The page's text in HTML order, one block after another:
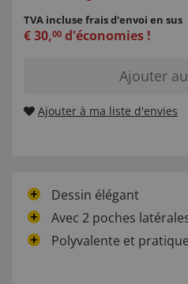
TVA incluse frais d'envoi en sus
€30,00 d'économies !
Ajouter
Ajouter à ma liste d'envies
Dessin élégant
Avec 2 poches
Polyvalente et pratique